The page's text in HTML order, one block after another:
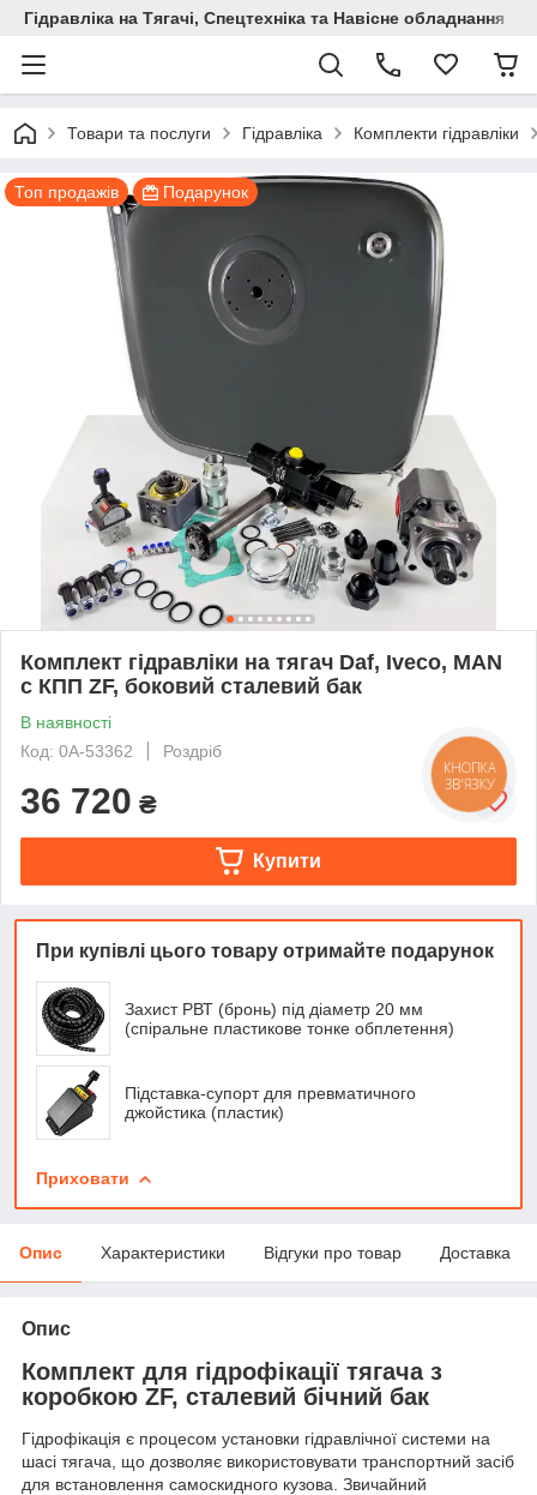
Гідравліка на Тягачі, Спецтехніка та Навісне обладнання
Товари та послуги Гідравліка Комплекти гідравліки
Топ продажів Подарунок
Комплект гідравліки на тягач Daf, Iveco, MAN
c КПП ZF, боковий сталевий бак
В наявності
Код: 0А-53362
Роздріб
36 720 ₴
Купити
При купівлі цього товару отримайте подарунок
Захист РВТ (бронь) під діаметр 20 мм
(спіральне пластикове тонке обплетення)
Підставка-супорт для превматичного
джойстика (пластик)
Приховати
Опис Характеристики Відгуки про товар Доставка
Опис
Комплект для гідрофікації тягача з
коробкою ZF, сталевий бічний бак
Гідрофікація є процесом установки гідравлічної системи на
шасі тягача, що дозволяє використовувати транспортний засіб
для встановлення самоскидного кузова. Звичайний
КНОПКА
ЗВ'ЯЗКУ